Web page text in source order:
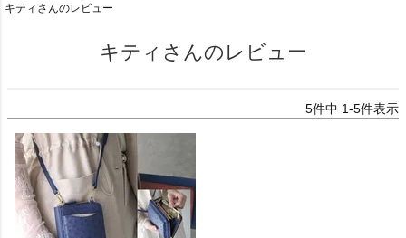
キティさんのレビュー
キティさんのレビュー
5件中 1-5件表示